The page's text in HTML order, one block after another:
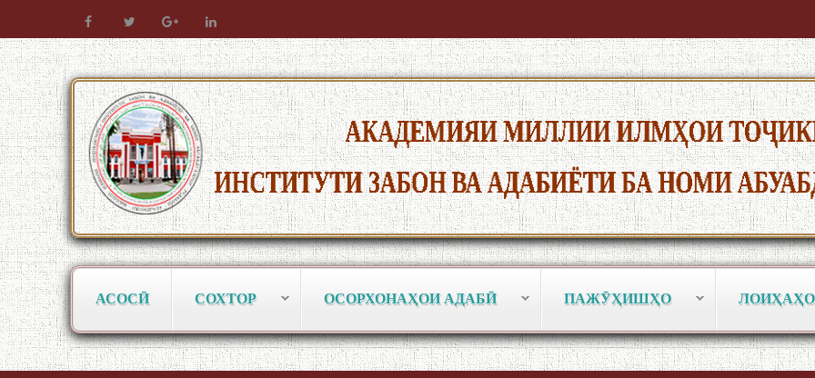
АСОСӢ СОХТОР ОСОРХОНАҲОИ АДАБӢ ПАЖӮҲИШҲО ЛОИҲАҲО